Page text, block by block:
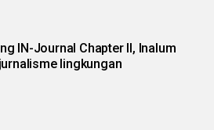
IN-Journal Chapter II, Inalum
lingkungan